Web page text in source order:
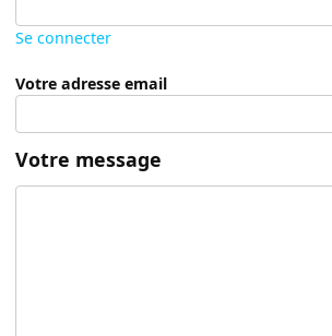
Se connecter
Votre adresse email
Votre message